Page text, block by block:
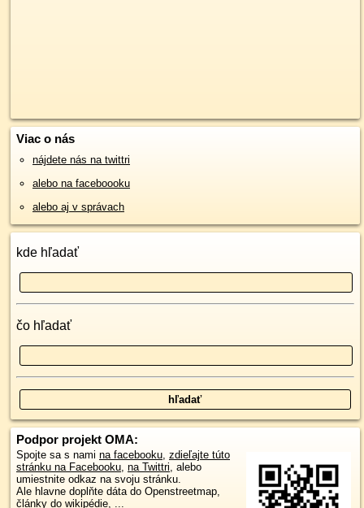
Viac o nás
nájdete nás na twittri
alebo na faceboooku
alebo aj v správach
kde hľadať
čo hľadať
Podpor projekt OMA:
Spojte sa s nami na facebooku, zdieľajte túto
stránku na Facebooku, na Twittri, alebo
umiestnite odkaz na svoju stránku.
Ale hlavne doplňte dáta do Openstreetmap,
články do wikipédie, ...